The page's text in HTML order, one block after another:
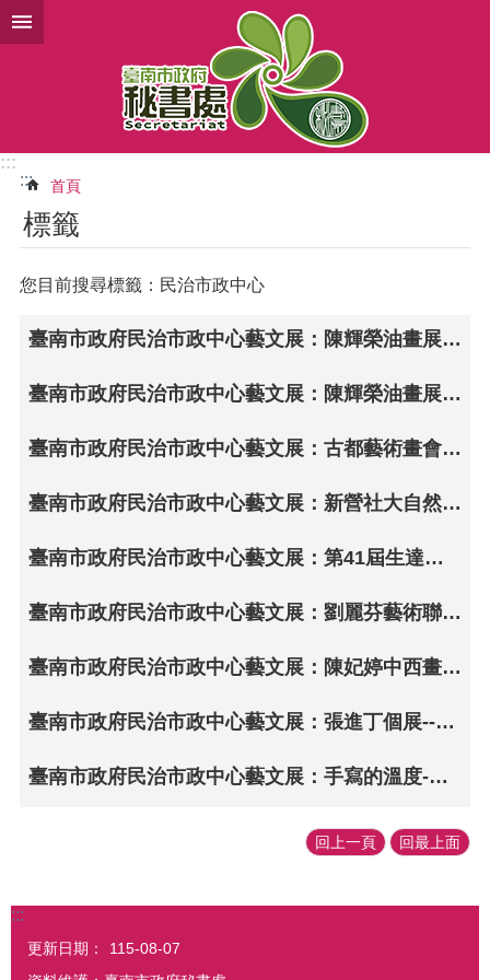
跳到主要內容區塊
:::
:::
首頁
標籤
您目前搜尋標籤：民治市政中心
臺南市政府民治市政中心藝文展：陳輝榮油畫展--築夢·逐夢〜輝彩鄉土情
臺南市政府民治市政中心藝文展：陳輝榮油畫展--築夢·逐夢〜輝彩鄉土情
臺南市政府民治市政中心藝文展：古都藝術畫會「自由流動·心之潑彩」
臺南市政府民治市政中心藝文展：新營社大自然生態攝影社師生聯展
臺南市政府民治市政中心藝文展：第41屆生達兒童寫生賽·地方之美
臺南市政府民治市政中心藝文展：劉麗芬藝術聯展-風生水起･花開盛事
臺南市政府民治市政中心藝文展：陳妃婷中西畫創作個展--愛如潮水
臺南市政府民治市政中心藝文展：張進丁個展--墨韻人生・返鄉心語
臺南市政府民治市政中心藝文展：手寫的溫度-文字的藝術與實用性
回上一頁 回最上面
:::
更新日期：
115-08-07